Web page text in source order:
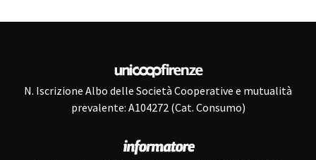
N. Iscrizione Albo delle Società Cooperative e mutualità
prevalente: A104272 (Cat. Consumo)